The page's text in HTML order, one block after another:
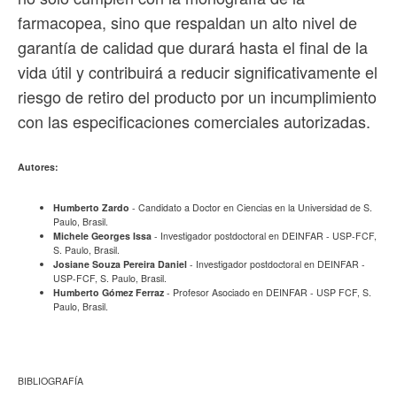
farmacopea, sino que respaldan un alto nivel de
garantía de calidad que durará hasta el final de la
vida útil y contribuirá a reducir significativamente el
riesgo de retiro del producto por un incumplimiento
con las especificaciones comerciales autorizadas.
Autores:
Humberto Zardo - Candidato a Doctor en Ciencias en la Universidad de S.
Paulo, Brasil.
Michele Georges Issa - Investigador postdoctoral en DEINFAR - USP-FCF,
S. Paulo, Brasil.
Josiane Souza Pereira Daniel - Investigador postdoctoral en DEINFAR -
USP-FCF, S. Paulo, Brasil.
Humberto Gómez Ferraz - Profesor Asociado en DEINFAR - USP FCF, S.
Paulo, Brasil.
BIBLIOGRAFÍA